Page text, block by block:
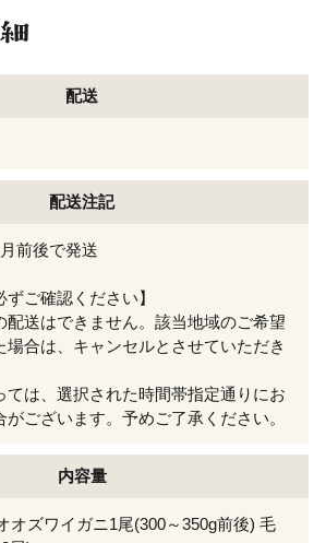
配送
配送注記
前後で発送
ずご確認ください】
配送はできません。該当地域のご希望
場合は、キャンセルとさせていただき
ては、選択された時間帯指定通りにお
ございます。予めご了承ください。
内容量
オズワイガニ1尾(300～350g前後) 毛